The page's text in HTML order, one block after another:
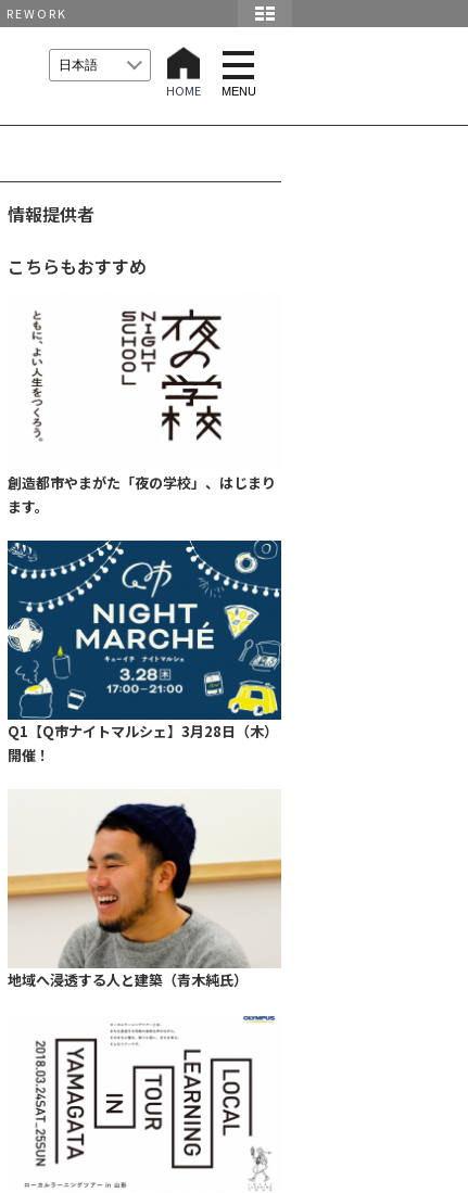
REWORK
HOME
t
o
g
l
MENU
情報提供者
こちらもおすすめ
創造都市やまがた「夜の学校」、はじまり
ます。
Q1【Q市ナイトマルシェ】3月28日（木）
開催！
地域へ浸透する人と建築（青木純氏）